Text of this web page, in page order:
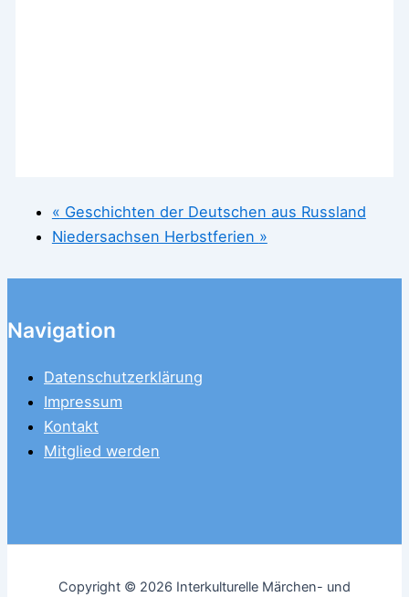
« Geschichten der Deutschen aus Russland
Niedersachsen Herbstferien »
Navigation
Datenschutzerklärung
Impressum
Kontakt
Mitglied werden
Copyright © 2026 Interkulturelle Märchen- und